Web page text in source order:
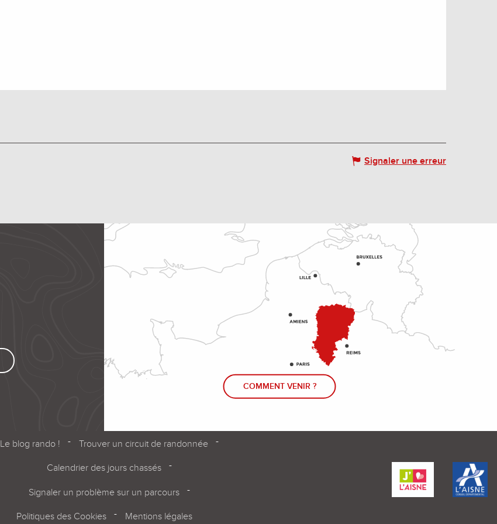
Signaler une erreur
COMMENT VENIR ?
Le blog rando ! Trouver un circuit de randonnée
Calendrier des jours chassés
Signaler un problème sur un parcours
Politiques des Cookies Mentions légales